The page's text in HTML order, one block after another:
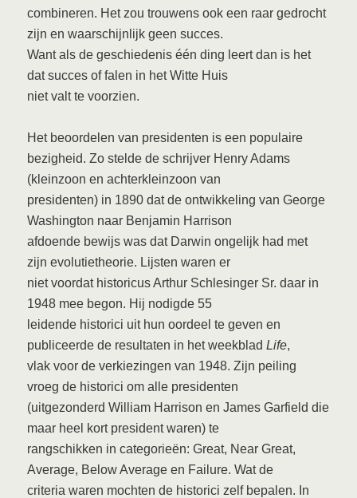
combineren. Het zou trouwens ook een raar gedrocht
zijn en waarschijnlijk geen succes.
Want als de geschiedenis één ding leert dan is het
dat succes of falen in het Witte Huis
niet valt te voorzien.
Het beoordelen van presidenten is een populaire
bezigheid. Zo stelde de schrijver Henry Adams
(kleinzoon en achterkleinzoon van
presidenten) in 1890 dat de ontwikkeling van George
Washington naar Benjamin Harrison
afdoende bewijs was dat Darwin ongelijk had met
zijn evolutietheorie. Lijsten waren er
niet voordat historicus Arthur Schlesinger Sr. daar in
1948 mee begon. Hij nodigde 55
leidende historici uit hun oordeel te geven en
publiceerde de resultaten in het weekbladLife,
vlak voor de verkiezingen van 1948. Zijn peiling
vroeg de historici om alle presidenten
(uitgezonderd William Harrison en James Garfield die
maar heel kort president waren) te
rangschikken in categorieën: Great, Near Great,
Average, Below Average en Failure. Wat de
criteria waren mochten de historici zelf bepalen. In